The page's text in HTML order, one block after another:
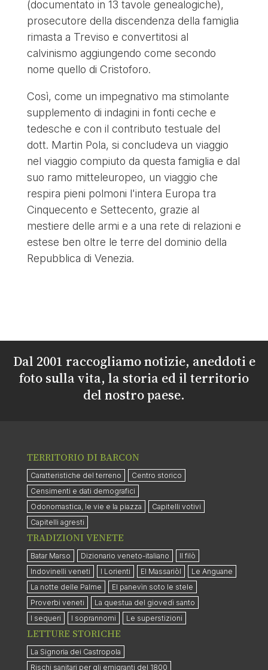
(documentato in 13 tavole genealogiche),
prosecutore della discendenza della famiglia
rimasta a Treviso e convertitosi al
calvinismo aggiungendo come secondo
nome quello di Cristoforo.
Così, come un impegnativo ma stimolante
supplemento di indagini in fonti ceche e
tedesche e con il contributo testuale del
dott. Martin Pola, si concludeva un viaggio
nel viaggio compiuto da questa famiglia e dal
suo ramo mitteleuropeo, un viaggio che
respira pieni polmoni l'intera Europa tra
Cinquecento e Settecento, grazie al
mestiere delle armi e a una rete di relazioni e
estese ben oltre le terre del dominio della
Repubblica di Venezia.
Dal 2001 raccogliamo notizie, aneddoti e
foto sulla vita, la storia ed il territorio
del nostro paese.
TERRITORIO DI BARCON
Caratteristiche del terreno
Centro storico
Censimenti e dati demografici
Odonomastica, le vie e la piazza
Capitelli votivi
Capitelli agresti
TRADIZIONI VENETE
Batar Marso Dizionario veneto-italiano
Il filò
Indovinelli veneti
I Lorienti El Massariòl
Le Anguane
La notte delle Palme
El panevìn soto le stele
Proverbi veneti
La questua del giovedì santo
I sequeri
I soprannomi Le superstizioni
LETTURE STORICHE
La Signoria dei Castropola
Rischi sanitari per gli emigranti del 1800